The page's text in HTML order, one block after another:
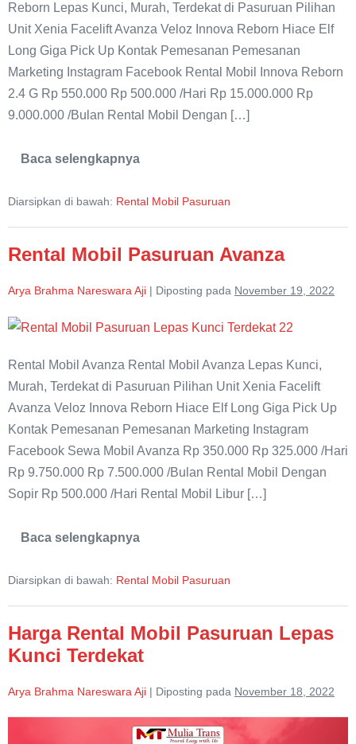
Lepas
Kunci
di
Pasuruan
Reborn Lepas Kunci, Murah, Terdekat di Pasuruan Pilihan
Unit Xenia Facelift Avanza Veloz Innova Reborn Hiace Elf
Long Giga Pick Up Kontak Pemesanan Pemesanan
Marketing Instagram Facebook Rental Mobil Innova Reborn
2.4 G Rp 550.000 Rp 500.000 /Hari Rp 15.000.000 Rp
9.000.000 /Bulan Rental Mobil Dengan […]
Baca selengkapnya
Rental
Reborn
Kunci
Pasuruan
Diarsipkan di bawah: Rental Mobil Pasuruan
Rental Mobil Pasuruan Avanza
Arya Brahma Nareswara Aji | Diposting pada November 19, 2022
Rental
Pasuruan
Avanza
Rental Mobil Avanza Rental Mobil Avanza Lepas Kunci,
Murah, Terdekat di Pasuruan Pilihan Unit Xenia Facelift
Avanza Veloz Innova Reborn Hiace Elf Long Giga Pick Up
Kontak Pemesanan Pemesanan Marketing Instagram
Facebook Sewa Mobil Avanza Rp 350.000 Rp 325.000 /Hari
Rp 9.750.000 Rp 7.500.000 /Bulan Rental Mobil Dengan
Sopir Rp 500.000 /Hari Rental Mobil Libur […]
Baca selengkapnya
Rental
Avanza
Diarsipkan di bawah: Rental Mobil Pasuruan
Harga Rental Mobil Pasuruan Lepas
Kunci Terdekat
Arya Brahma Nareswara Aji | Diposting pada November 18, 2022